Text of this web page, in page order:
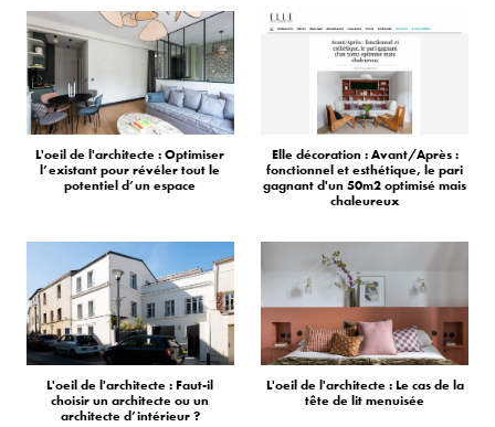
L'oeil de l'architecte : Optimiser
l’existant pour révéler tout le
potentiel d’un espace
Elle décoration : Avant/Après :
fonctionnel et esthétique, le pari
gagnant d'un 50m2 optimisé mais
chaleureux
L'oeil de l'architecte : Faut-il
choisir un architecte ou un
architecte d’intérieur ?
L'oeil de l'architecte : Le cas de la
tête de lit menuisée